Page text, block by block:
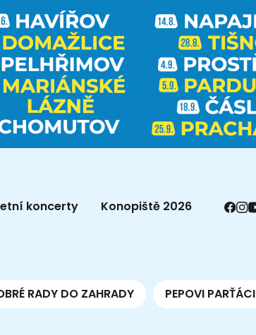
koncerty Konopiště 2026
RADY DO ZAHRADY PEPOVI PARŤÁCI